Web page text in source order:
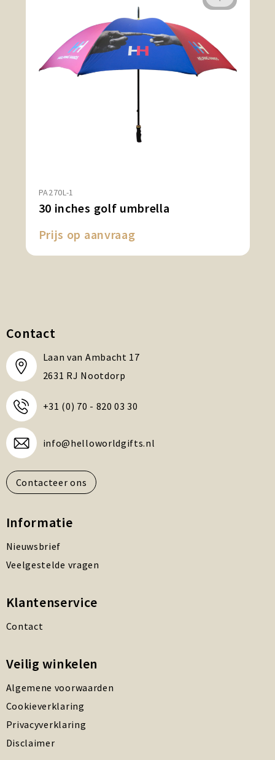
PA270L-1
30 inches golf umbrella
Prijs op aanvraag
Contact
Laan van Ambacht 17
2631 RJ Nootdorp
+31 (0) 70 - 820 03 30
info@helloworldgifts.nl
Contacteer ons
Informatie
Nieuwsbrief
Veelgestelde vragen
Klantenservice
Contact
Veilig winkelen
Algemene voorwaarden
Cookieverklaring
Privacyverklaring
Disclaimer